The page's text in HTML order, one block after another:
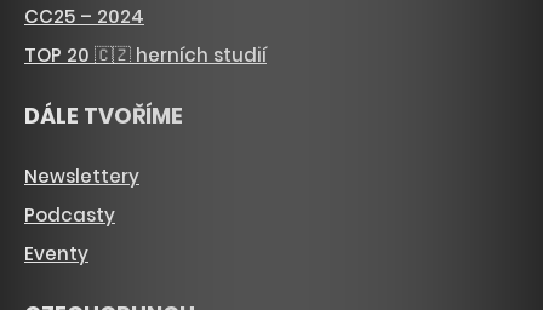
CC25 – 2024
TOP 20 🇨🇿 herních studií
DÁLE TVOŘÍME
Newslettery
Podcasty
Eventy